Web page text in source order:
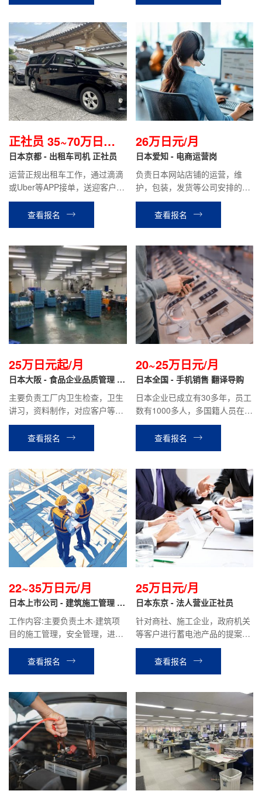
能力)
正社员 35~70万日元
左右/月
日本京都 - 出租车司机 正社员
运营正规出租车工作，通过滴滴
或Uber等APP接单，送迎客户等
相关工作。月基本给19万日元，
月综合收入约35~70万日元左右
（根据个人能力）
查看报名
26万日元/月
日本爱知 - 电商运营岗
负责日本网站店铺的运营，维
护，包装，发货等公司安排的其
他工作。
查看报名
25万日元起/月
日本大阪 - 食品企业品质管理 正
主要负责工厂内卫生检查，卫生
讲习，资料制作，对应客户等公
司安排的其他工作。
查看报名
20~25万日元/月
日本全国 - 手机销售 翻译导购
日本企业已成立有30多年，员工
数有1000多人，多国籍人员在职
工作；主要负责手机套餐的介
绍，客户接待，成交手续办理等
工作.
查看报名
22~35万日元/月
日本上市公司 - 建筑施工管理 正
工作内容:主要负责土木·建筑项
目的施工管理，安全管理，进度
管理，质量管理，成本管理工作
特性|以及环境管理等。根据客户
需求，使用CAD制图进行图纸修
查看报名
25万日元/月
日本东京 - 法人营业正社员
针对商社、施工企业，政府机关
等客户进行蓄电池产品的提案和
销售，维护老客户，合同签订，
参加展会等工作。
查看报名